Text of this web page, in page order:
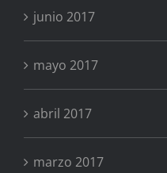
junio 2017
mayo 2017
abril 2017
marzo 2017